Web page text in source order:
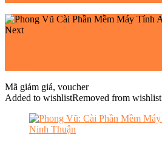
Next
Mã giảm giá, voucher
Added to wishlistRemoved from wishlist